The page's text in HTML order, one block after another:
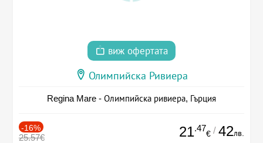
виж офертата
Олимпийска Ривиера
Regina Mare - Олимпийска ривиера, Гърция
-16%
25.57€ 21.47
€ / 42лв.